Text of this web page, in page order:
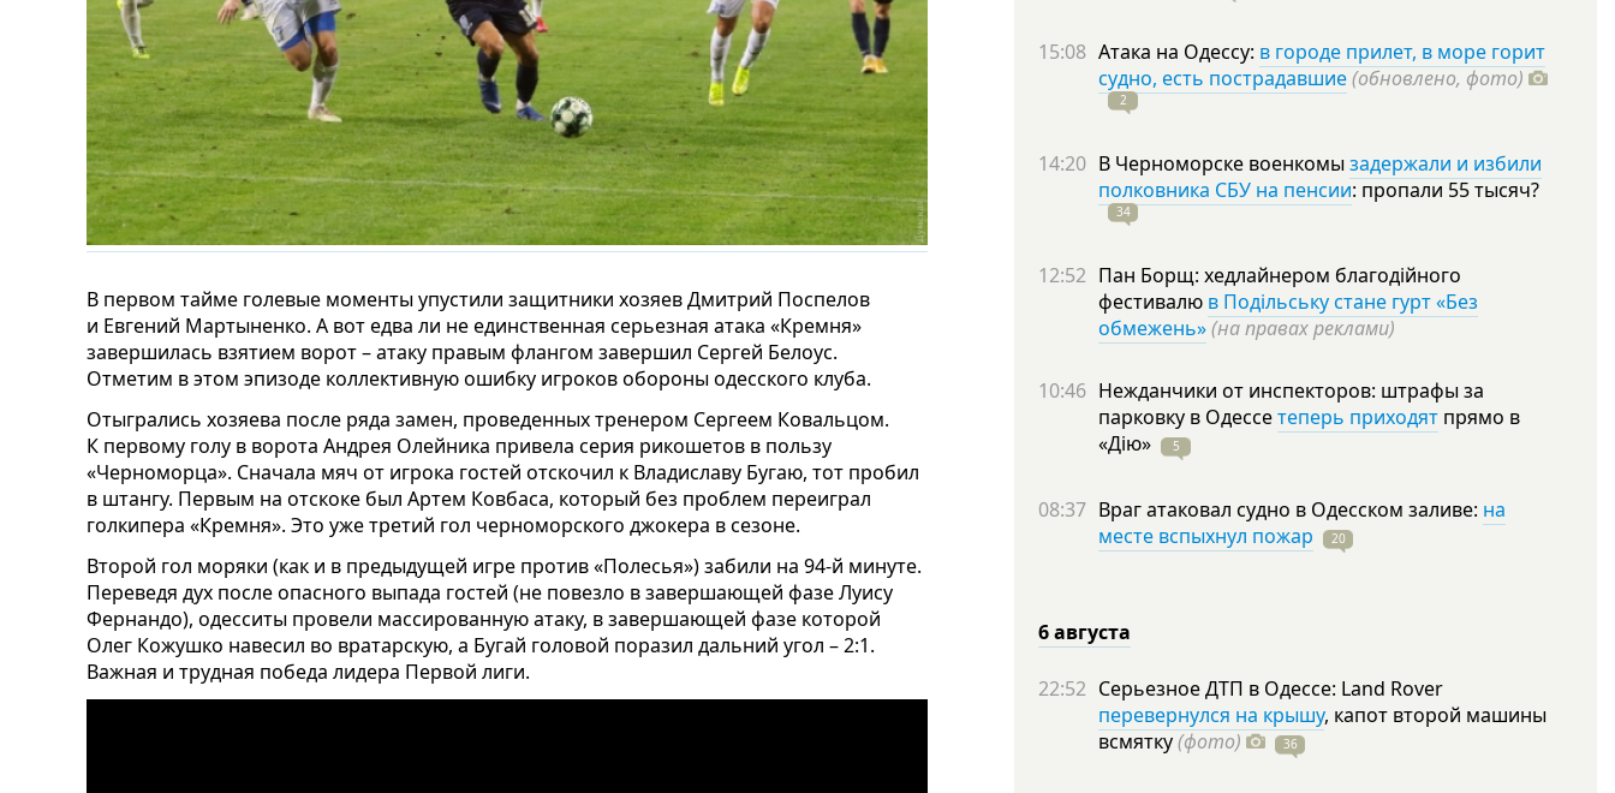
В первом тайме голевые моменты упустили защитники хозяев Дмитрий Поспелов
и Евгений Мартыненко. А вот едва ли не единственная серьезная атака «Кремня»
завершилась взятием ворот – атаку правым флангом завершил Сергей Белоус.
Отметим в этом эпизоде коллективную ошибку игроков обороны одесского клуба.
Отыгрались хозяева после ряда замен, проведенных тренером Сергеем Ковальцом.
К первому голу в ворота Андрея Олейника привела серия рикошетов в пользу
«Черноморца». Сначала мяч от игрока гостей отскочил к Владиславу Бугаю, тот пробил
в штангу. Первым на отскоке был Артем Ковбаса, который без проблем переиграл
голкипера «Кремня». Это уже третий гол черноморского джокера в сезоне.
Второй гол моряки (как и в предыдущей игре против «Полесья») забили на 94-й минуте.
Переведя дух после опасного выпада гостей (не повезло в завершающей фазе Луису
Фернандо), одесситы провели массированную атаку, в завершающей фазе которой
Олег Кожушко навесил во вратарскую, а Бугай головой поразил дальний угол – 2:1.
Важная и трудная победа лидера Первой лиги.
15:08 Атака на Одессу: в городе прилет, в море горит
судно, есть пострадавшие(обновлено, фото)
2
14:20 В Черноморске военкомы задержали и избили
полковника СБУ на пенсии: пропали 55тысяч?
34
12:52 Пан Борщ: хедлайнером благодійного
фестивалю в Подільську стане гурт «Без
обмежень»(на правах реклами)
10:46 Нежданчики от инспекторов: штрафы за
парковку в Одессетеперь приходят прямо в
«Дію»
5
08:37 Враг атаковал судно в Одесском заливе: на
месте вспыхнул пожар
20
6 августа
22:52 Серьезное ДТП в Одессе: Land Rover
перевернулся на крышу, капот второй машины
всмятку(фото) 36